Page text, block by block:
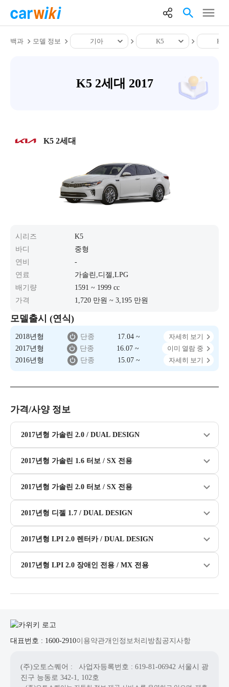
백과 모델 정보 기아 K5 K5
K5 2세대 2017
K5 2세대
시리즈
K5
바디
중형
연비
-
연료
가솔린,디젤,LPG
배기량
1591 ~ 1999 cc
가격
1,720 만원 ~ 3,195 만원
모델출시 (연식)
2018년형 단종 17.04 ~
자세히 보기
2017년형
단종 16.07 ~
이미 열람 중
2016년형
단종 15.07 ~ 자세히 보기
가격/사양 정보
2017년형 가솔린 2.0 / DUAL DESIGN
2017년형 가솔린 1.6 터보 / SX 전용
2017년형 가솔린 2.0 터보 / SX 전용
2017년형 디젤 1.7 / DUAL DESIGN
2017년형 LPI 2.0 렌터카 / DUAL DESIGN
2017년형 LPI 2.0 장애인 전용 / MX 전용
대표번호 : 1600-2910이용약관개인정보처리방침 공지사항
(주)오토스퀘어 : 사업자등록번호 : 619-81-06942 서울시 광
진구 능동로 342-1, 102호